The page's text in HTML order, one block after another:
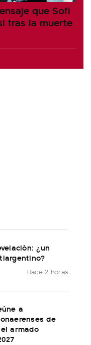
que Sofi
tras la muerte
¿un
Hace 2 horas
a
de
armado